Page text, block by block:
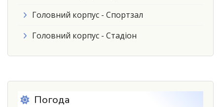
Головний корпус - Спортзал
Головний корпус - Стадіон
Погода